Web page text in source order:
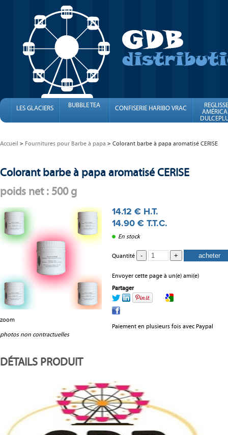
LES GLACIERS BUBBLE TEA CONFISERIE HARIBO VRAC
FINI
Accueil Fournitures pour Barbe à papa Colorant barbe à papa aromatisé CERISE
Colorant barbe à papa aromatisé CERISE
poids net : 500 g
zoom
photos non contractuelles
14.12 € H.T.
14.90 € T.T.C.
En stock
Quantité
Envoyer cette page à un(e) ami(e)
Partager
Paiement en plusieurs fois avec Paypal
DÉTAILS PRODUIT